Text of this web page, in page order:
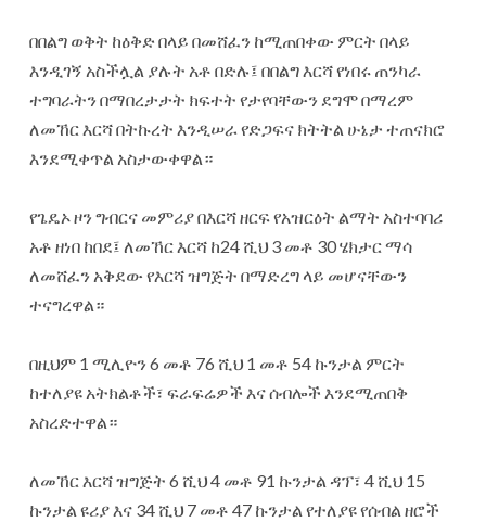
‎በበልግ ወቅት ከዕቅድ በላይ በመሸፈን ከሚጠበቀው ምርት በላይ
እንዲገኝ አስችሏል ያሉት አቶ በድሉ፤ በበልግ እርሻ የነበሩ ጠንካራ
ተግባራትን በማበረታታት ክፍተት የታየባቸውን ደግሞ በማረም
ለመኸር እርሻ በትኩረት እንዲሠራ የድጋፍና ክትትል ሁኔታ ተጠናክሮ
እንደሚቀጥል አስታውቀዋል።
የጌዴኦ ዞን ግብርና መምሪያ በእርሻ ዘርፍ የአዝርዕት ልማት አስተባባሪ
‎አቶ ዘነበ ከበደ፤ ለመኸር እርሻ ከ24 ሺህ 3 መቶ 30 ሄክታር ማሳ
ለመሸፈን አቅደው የእርሻ ዝግጅት በማድረግ ላይ መሆናቸውን
ተናግረዋል።
‎በዚህም 1 ሚሊዮን 6 መቶ 76 ሺህ 1 መቶ 54 ኩንታል ምርት
ከተለያዩ አትክልቶች፣ ፍራፍሬዎች እና ሰብሎች እንደሚጠበቅ
አስረድተዋል።
‎ለመኸር እርሻ ዝግጅት 6 ሺህ 4 መቶ 91 ኩንታል ዳፕ፣ 4 ሺህ 15
ኩንታል ዩሪያ እና 34 ሺህ 7 መቶ 47 ኩንታል የተለያዩ የሰብል ዘሮች